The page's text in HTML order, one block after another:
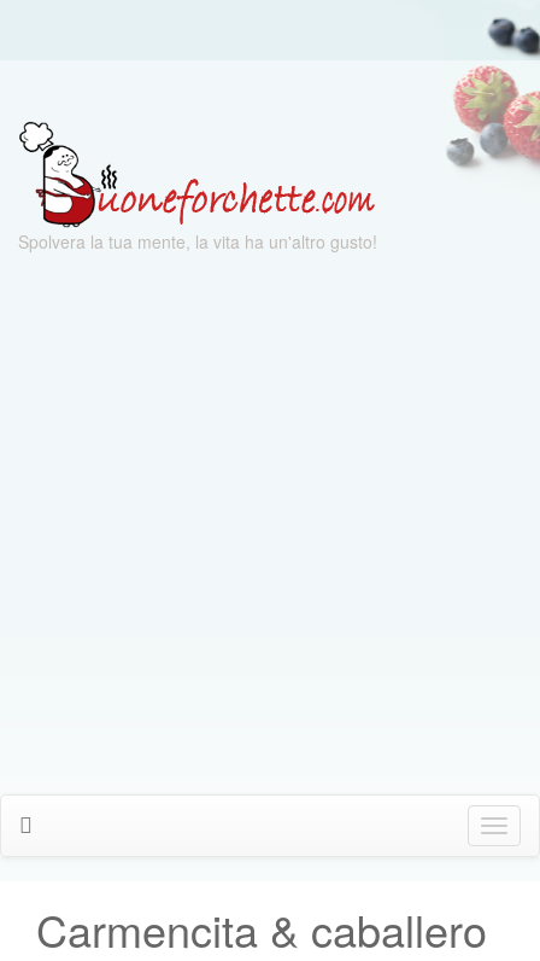
Spolvera la tua mente, la vita ha un'altro gusto!
Click
Me
Carmencita & caballero